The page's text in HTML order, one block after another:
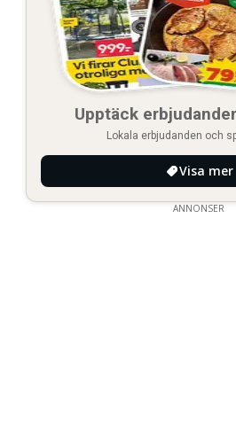
Upptäck
Lokala erbjudanden och
Visa mer
ANNONSER